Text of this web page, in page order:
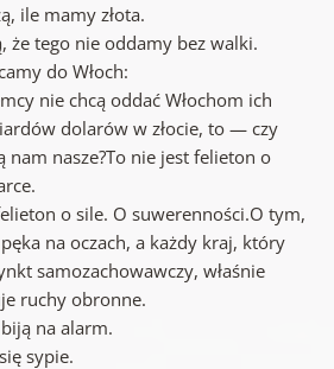
ile mamy złota.
że tego nie oddamy bez walki.
do Włoch:
nie chcą oddać Włochom ich
dolarów w złocie, to — czy
nam nasze?To nie jest felieton o
o sile. O suwerenności.O tym,
na oczach, a każdy kraj, który
samozachowawczy, właśnie
ruchy obronne.
na alarm.
sypie.